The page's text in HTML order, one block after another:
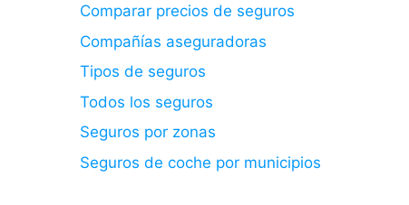
Comparar precios de seguros
Compañías aseguradoras
Tipos de seguros
Todos los seguros
Seguros por zonas
Seguros de coche por municipios